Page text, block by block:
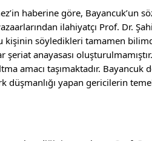
haberine göre, Bayancuk’un
ilahiyatçı Prof. Dr.
söyledikleri tamamen
şeriat anayasası
amacı taşımaktadır.
düşmanlığı yapan gericilerin